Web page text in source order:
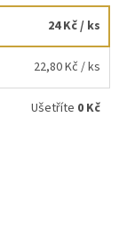
24 Kč/ ks
22,80 Kč / ks
Ušetříte 0 Kč